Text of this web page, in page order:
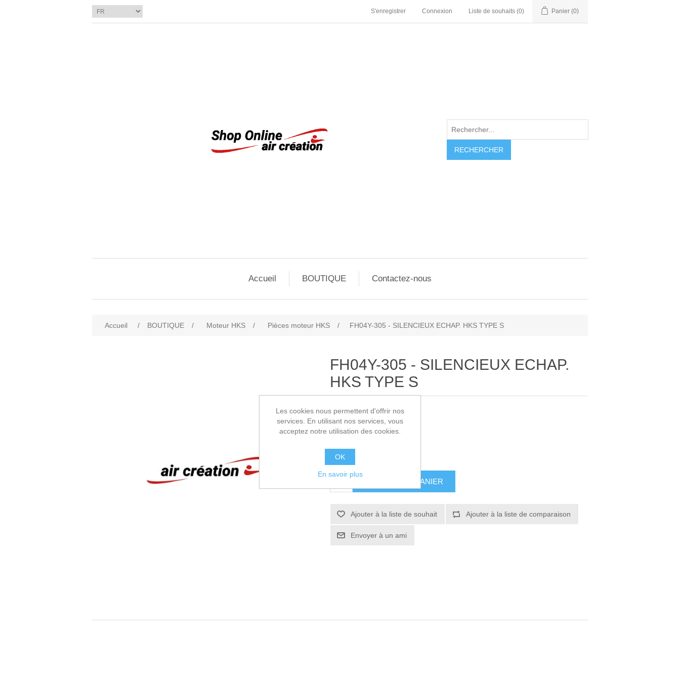
S'enregistrer Connexion Liste de souhaits (0) Panier (0)
RECHERCHER
Accueil BOUTIQUE Contactez-nous
Accueil / BOUTIQUE / Moteur HKS / Pièces moteur HKS / FH04Y-305 - SILENCIEUX ECHAP. HKS TYPE S
FH04Y-305 - SILENCIEUX ECHAP.
HKS TYPE S
Liquidation stock
144,00€ HT
AJOUTER AU PANIER
Ajouter à la liste de souhait Ajouter à la liste de comparaison
Envoyer à un ami
Les cookies nous permettent d'offrir nos
services. En utilisant nos services, vous
acceptez notre utilisation des cookies.
OK
En savoir plus